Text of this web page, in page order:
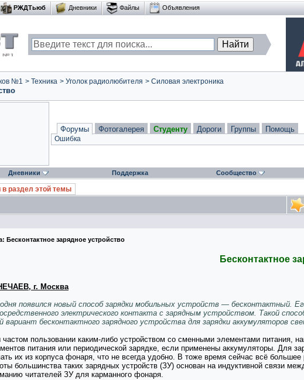
РЖДТьюб Дневники Файлы Объявления
№1 > Техника > Уголок радиолюбителя > Силовая электроника
Форумы Фотогалерея Студенту Дороги Группы Помощь
Ошибка
Дневники Поддержка Сообщество
в раздел этой темы
Бесконтактное зарядное устройство
Бесконтактное
г. Москва
появился новый способ зарядки мобильных устройств —
электрического контакта с зарядным устройством. Такой
вариант бесконтактного зарядного устройства для зарядки аккумуляторов
частом пользовании каким-либо устройством со сменными элементами питания,
питания или периодической зарядке, если применены аккумуляторы. Для
их из корпуса фонаря, что не всегда удобно. В тоже время сейчас всё
большинства таких зарядных устройств (ЗУ) основан на индуктивной связи
читателей ЗУ для карманного фонаря.